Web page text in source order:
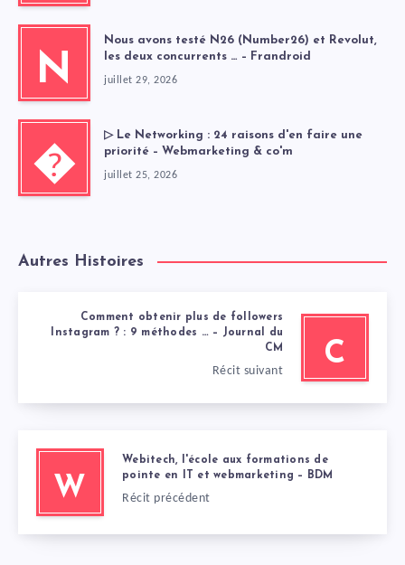
N
Nous avons testé N26 (Number26) et Revolut,
les deux concurrents … – Frandroid
juillet 29, 2026
�
▷ Le Networking : 24 raisons d'en faire une
priorité – Webmarketing & co'm
juillet 25, 2026
Autres Histoires
C
Comment obtenir plus de followers
Instagram ? : 9 méthodes … – Journal du
CM
Récit suivant
W
Webitech, l'école aux formations de
pointe en IT et webmarketing – BDM
Récit précédent